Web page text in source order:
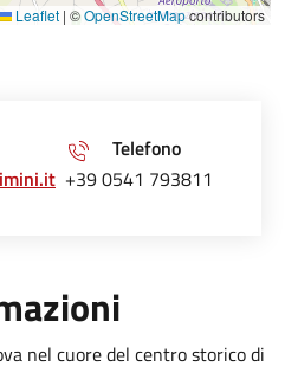
Leaflet | ©OpenStreetMapcontributors
Telefono
+39 0541 793811
nel cuore del centro storico di